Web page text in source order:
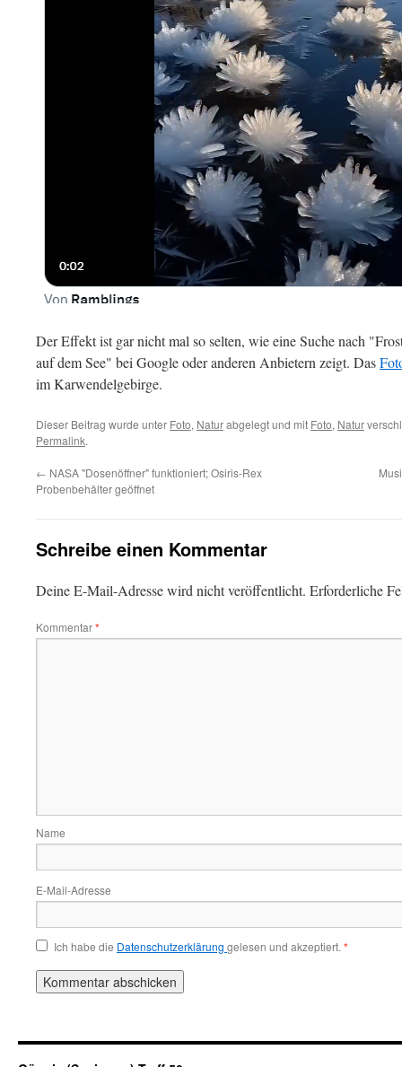
Der Effekt ist gar nicht mal so selten, wie eine Suche nach
auf dem See" bei Google oder anderen Anbietern zeigt. Das
im Karwendelgebirge.
Dieser Beitrag wurde unter Foto, Naturabgelegt und mit Foto, Natur
Permalink.
← NASA "Dosenöffner" funktioniert; Osiris-Rex
Probenbehälter geöffnet
Schreibe einen Kommentar
Deine E-Mail-Adresse wird nicht veröffentlicht. Erforderliche
Kommentar*
Name
E-Mail-Adresse
Ich habe die Datenschutzerklärung gelesen und akzeptiert. *